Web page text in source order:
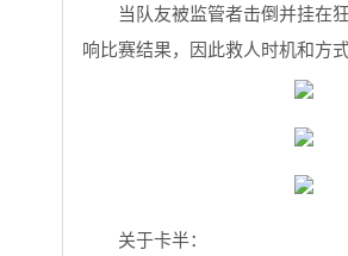
当队友被监管者击倒并挂在
响比赛结果，因此救人时机和方
关于卡半：